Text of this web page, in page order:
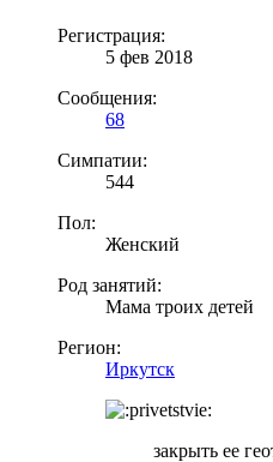
Регистрация:
5 фев 2018
Сообщения:
68
Симпатии:
544
Пол:
Женский
Род занятий:
Мама троих детей
Регион:
Иркутск
закрыть ее